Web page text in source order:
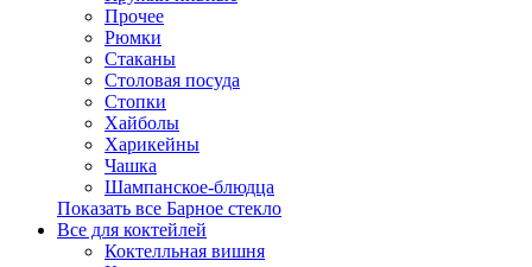
Прочее
Рюмки
Стаканы
Столовая посуда
Стопки
Хайболы
Харикейны
Чашка
Шампанское-блюдца
Показать все Барное стекло
Все для коктейлей
Коктелльная вишня